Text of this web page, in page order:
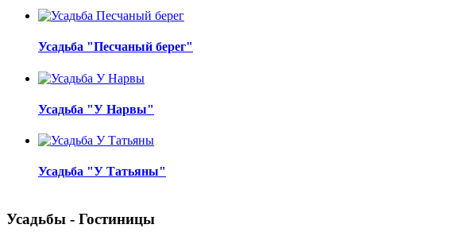
Усадьба "Песчаный берег"
Усадьба "У Нарвы"
Усадьба "У Татьяны"
Усадьбы - Гостиницы